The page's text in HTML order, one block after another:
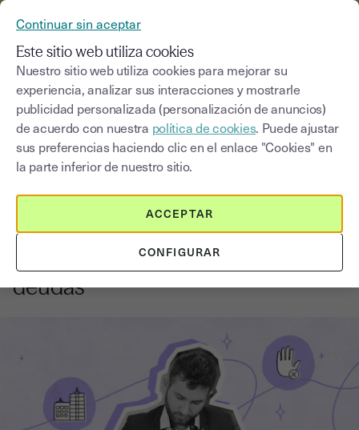
Blog
Seleccionar una categoría Saisissez un terme
Liquidación ordenada: cómo
cerrar un proyecto sin dejar
deudas
Continuar sin aceptar
Este sitio web utiliza cookies
Nuestro sitio web utiliza cookies para mejorar su
experiencia, analizar sus interacciones y mostrarle
publicidad personalizada (personalización de anuncios)
de acuerdo con nuestra política de cookies. Puede ajustar
sus preferencias haciendo clic en el enlace "Cookies" en
la parte inferior de nuestro sitio.
CONFIGURAR
ACCEPTAR